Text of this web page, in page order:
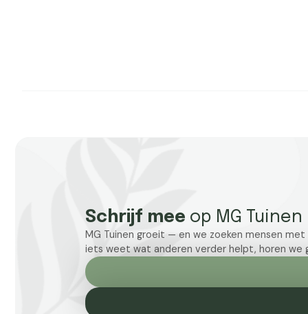
Schrijf mee op MG Tuinen
MG Tuinen groeit — en we zoeken mensen
iets weet wat anderen verder helpt, horen we